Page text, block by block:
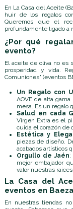
En La Casa del Aceite
huir de los regalos
Queremos que el
profundamente ligado a
¿Por qué
evento?
El aceite de oliva no es
prosperidad y vida.
Comuniones" (eventos
Un Regalo con
AOVE de alta
mesa. Es un regalo
Salud en cada
Virgen Extra es el
cuida el corazón de
Estética y
piezas de diseño.
acabados artísticos
Orgullo de Jaén:
mejor embajador
valor nuestras
La Casa del
eventos en Baeza
En nuestras tiendas